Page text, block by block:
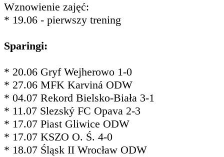
Wznowienie zajęć:
* 19.06 - pierwszy trening
Sparingi:
* 20.06 Gryf Wejherowo 1-0
* 27.06 MFK Karviná ODW
* 04.07 Rekord Bielsko-Biała 3-1
* 11.07 Slezský FC Opava 2-3
* 17.07 Piast Gliwice ODW
* 17.07 KSZO O. Ś. 4-0
* 18.07 Śląsk II Wrocław ODW